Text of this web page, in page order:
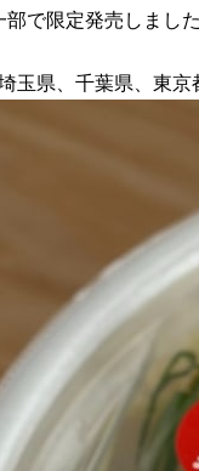
で限定発売しました
玉県、千葉県、東京